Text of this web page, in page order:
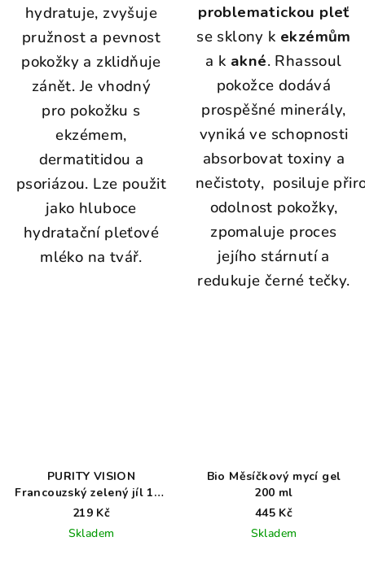
hydratuje, zvyšuje
pružnost a pevnost
pokožky a zklidňuje
zánět. Je vhodný
pro pokožku s
ekzémem,
dermatitidou a
psoriázou. Lze použit
jako hluboce
hydratační pleťové
mléko na tvář.
problematickou pleť
se sklony k ekzémům
a k akné. Rhassoul
pokožce dodává
prospěšné minerály,
vyniká ve schopnosti
absorbovat toxiny a
nečistoty, posiluje
odolnost pokožky,
zpomaluje proces
jejího stárnutí a
redukuje černé tečky.
PURITY VISION
Francouzský zelený jíl 150
g
219 Kč
Skladem
Bio Měsíčkový mycí gel
200 ml
445 Kč
Skladem